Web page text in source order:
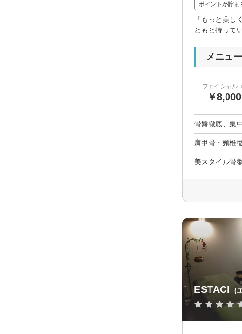
ポイントが貯ま
「もっと美し
ともと持って
メニュ
フェイシャル
￥
骨盤徹底、集
肩甲骨・頸椎
美スタイル骨
ESTACI (